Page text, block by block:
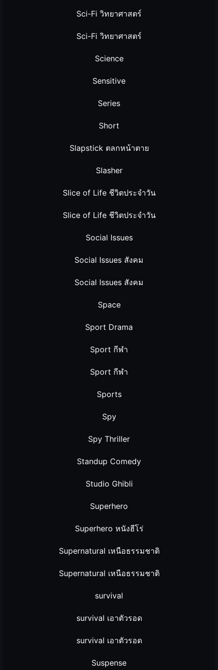
Sci-Fi วิทยาศาสตร์
Sci-Fi วิทยาศาสตร์
Science
Sensitive
Series
Short
Slapstick ตลกหน้าตาย
Slasher
Slice of Life ชีวิตประจำวัน
Slice of Life ชีวิตประจำวัน
Social Issues
Social Issues สังคม
Social Issues สังคม
Space
Sport Drama
Sport กีฬา
Sport กีฬา
Sports
Spy
Spy Thriller
Standup Comedy
Studio Ghibli
Superhero
Superhero หนังฮีโร่
Supernatural เหนือธรรมชาติ
Supernatural เหนือธรรมชาติ
survival
survival เอาตัวรอด
survival เอาตัวรอด
Suspense